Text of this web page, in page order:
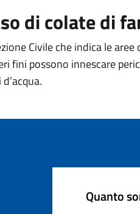
di colate di
Civile che indica le
fini possono innescare
Quanto